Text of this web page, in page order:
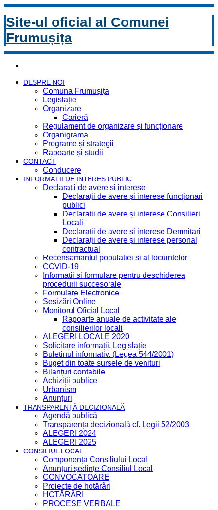
Site-ul oficial al Comunei
Frumușița
DESPRE NOI
Comuna Frumușița
Legislație
Organizare
Carieră
Regulament de organizare și funcționare
Organigrama
Programe și strategii
Rapoarte și studii
CONTACT
Conducere
INFORMAȚII DE INTERES PUBLIC
Declaratii de avere si interese
Declarații de avere și interese funcționari
publici
Declarații de avere și interese Consilieri
Locali
Declarații de avere și interese Demnitari
Declarații de avere și interese personal
contractual
Recensamantul populatiei si al locuintelor
COVID-19
Informatii si formulare pentru deschiderea
procedurii succesorale
Formulare Electronice
Sesizări Online
Monitorul Oficial Local
Rapoarte anuale de activitate ale
consilierilor locali
ALEGERI LOCALE 2020
Solicitare informații. Legislație
Buletinul informativ. (Legea 544/2001)
Buget din toate sursele de venituri
Bilanțuri contabile
Achiziții publice
Urbanism
Anunțuri
TRANSPARENȚĂ DECIZIONALĂ
Agendă publică
Transparența decizională cf. Legii 52/2003
ALEGERI 2024
ALEGERI 2025
CONSILIUL LOCAL
Componența Consiliului Local
Anunțuri ședințe Consiliul Local
CONVOCATOARE
Proiecte de hotărâri
HOTĂRÂRI
PROCESE VERBALE